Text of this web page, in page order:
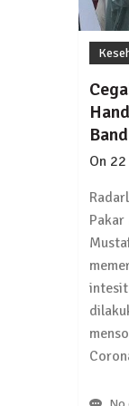
4
News
News
On
Pakar